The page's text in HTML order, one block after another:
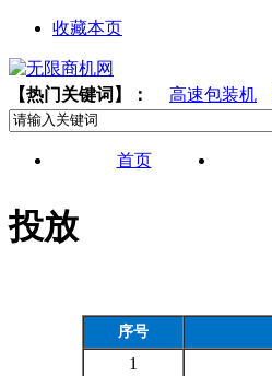
收藏本页
【热门关键词】： 高速包装机
首页
投放
序号
1